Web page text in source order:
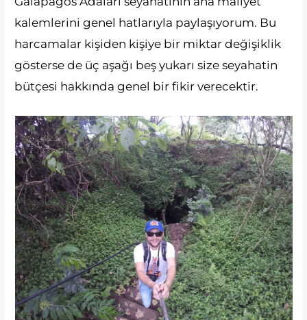
kalemlerini genel hatlarıyla paylaşıyorum. Bu
harcamalar kişiden kişiye bir miktar değişiklik
gösterse de üç aşağı beş yukarı size seyahatin
bütçesi hakkında genel bir fikir verecektir.